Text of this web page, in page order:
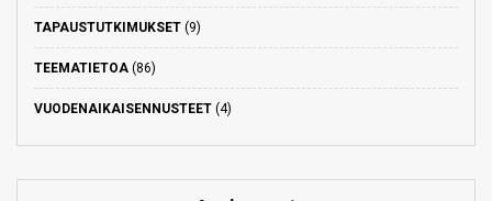
TAPAUSTUTKIMUKSET (9)
TEEMATIETOA (86)
VUODENAIKAISENNUSTEET (4)